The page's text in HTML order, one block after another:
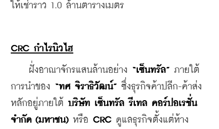
ให้เช่าราว 1.0 ล้านตารางเมตร
CRC กำไรนิวไฮ
ฝั่งอาณาจักรแสนล้านอย่าง “เซ็นทรัล” ภายใต้
การนำของ “ทศ จิราธิวัฒน์” ซึ่งธุรกิจค้าปลีก-ค้าส่ง
หลักอยู่ภายใต้ บริษัท เซ็นทรัล รีเทล คอร์ปอเรชั่น
จำกัด (มหาชน) หรือ CRC ดูแลธุรกิจตั้งแต่ห้าง